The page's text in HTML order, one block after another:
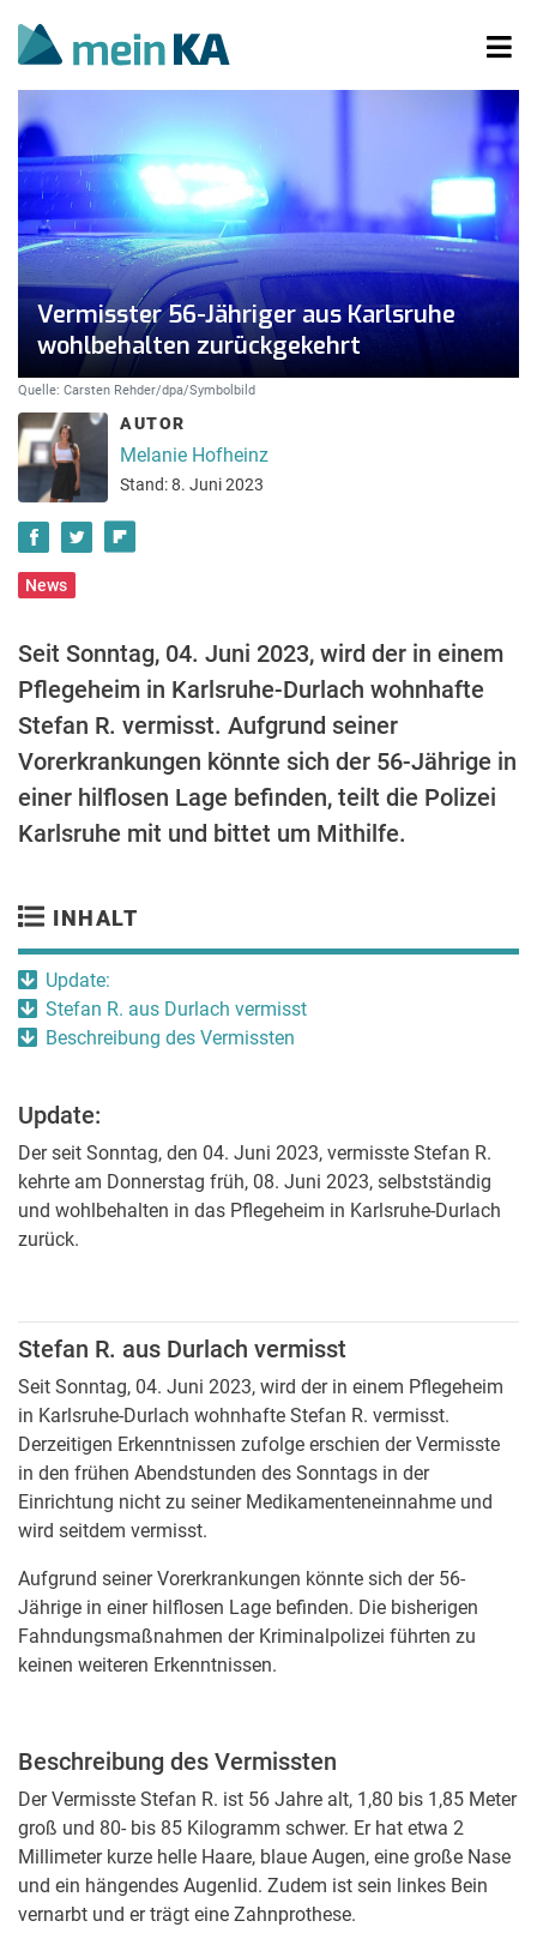
Vermisster 56-Jähriger aus Karlsruhe
wohlbehalten zurückgekehrt
Quelle: Carsten Rehder/dpa/Symbolbild
AUTOR
Melanie Hofheinz
Stand: 8. Juni 2023
News
Seit Sonntag, 04. Juni 2023, wird der in einem
Pflegeheim in Karlsruhe-Durlach wohnhafte
Stefan R. vermisst. Aufgrund seiner
Vorerkrankungen könnte sich der 56-Jährige in
einer hilflosen Lage befinden, teilt die Polizei
Karlsruhe mit und bittet um Mithilfe.
INHALT
Update:
Stefan R. aus Durlach vermisst
Beschreibung des Vermissten
Update:
Der seit Sonntag, den 04. Juni 2023, vermisste Stefan R.
kehrte am Donnerstag früh, 08. Juni 2023, selbstständig
und wohlbehalten in das Pflegeheim in Karlsruhe-Durlach
zurück.
Stefan R. aus Durlach vermisst
Seit Sonntag, 04. Juni 2023, wird der in einem Pflegeheim
in Karlsruhe-Durlach wohnhafte Stefan R. vermisst.
Derzeitigen Erkenntnissen zufolge erschien der Vermisste
in den frühen Abendstunden des Sonntags in der
Einrichtung nicht zu seiner Medikamenteneinnahme und
wird seitdem vermisst.
Aufgrund seiner Vorerkrankungen könnte sich der 56-
Jährige in einer hilflosen Lage befinden. Die bisherigen
Fahndungsmaßnahmen der Kriminalpolizei führten zu
keinen weiteren Erkenntnissen.
Beschreibung des Vermissten
Der Vermisste Stefan R. ist 56 Jahre alt, 1,80 bis 1,85 Meter
groß und 80- bis 85 Kilogramm schwer. Er hat etwa 2
Millimeter kurze helle Haare, blaue Augen, eine große Nase
und ein hängendes Augenlid. Zudem ist sein linkes Bein
vernarbt und er trägt eine Zahnprothese.